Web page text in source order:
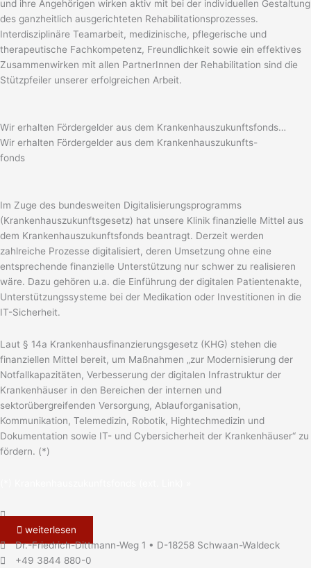
und ihre Angehörigen wirken aktiv mit bei der individuellen Gestaltung
des ganzheitlich ausgerichteten Rehabilitationsprozesses.
Interdisziplinäre Teamarbeit, medizinische, pflegerische und
therapeutische Fachkompetenz, Freundlichkeit sowie ein effektives
Zusammenwirken mit allen PartnerInnen der Rehabilitation sind die
Stützpfeiler unserer erfolgreichen Arbeit.
Wir erhalten Fördergelder aus dem Krankenhauszukunftsfonds…
Wir erhalten Fördergelder aus dem Krankenhauszukunfts-
fonds
Im Zuge des bundesweiten Digitalisierungsprogramms
(Krankenhauszukunftsgesetz) hat unsere Klinik finanzielle Mittel aus
dem Krankenhauszukunftsfonds beantragt. Derzeit werden
zahlreiche Prozesse digitalisiert, deren Umsetzung ohne eine
entsprechende finanzielle Unterstützung nur schwer zu realisieren
wäre. Dazu gehören u.a. die Einführung der digitalen Patientenakte,
Unterstützungssysteme bei der Medikation oder Investitionen in die
IT-Sicherheit.
Laut § 14a Krankenhausfinanzierungsgesetz (KHG) stehen die
finanziellen Mittel bereit, um Maßnahmen „zur Modernisierung der
Notfallkapazitäten, Verbesserung der digitalen Infrastruktur der
Krankenhäuser in den Bereichen der internen und
sektorübergreifenden Versorgung, Ablauforganisation,
Kommunikation, Telemedizin, Robotik, Hightechmedizin und
Dokumentation sowie IT- und Cybersicherheit der Krankenhäuser“ zu
fördern. (*)
weiterlesen
Dr.-Friedrich-Dittmann-Weg 1 • D-18258 Schwaan-Waldeck
+49 3844 880-0